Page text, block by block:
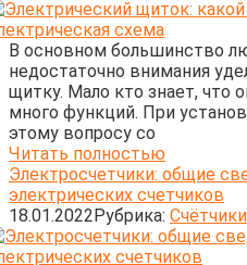
В основном большинство
недостаточно внимания
щитку. Мало кто знает, что
много функций. При
этому вопросу со
Читать полностью
Электросчетчики: общие
электрических счетчиков
18.01.2022Рубрика: Счётчики